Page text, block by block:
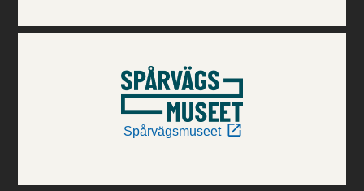
Spårvägsmuseet